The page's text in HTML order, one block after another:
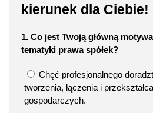
kierunek dla Ciebie!
1. Co jest Twoją główną
tematyki prawa spółek?
Chęć profesjonalnego
tworzenia, łączenia i
gospodarczych.